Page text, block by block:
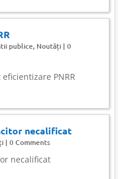
publice, Noutăți | 0
PNRR
necalificat
| 0 Comments
necalificat